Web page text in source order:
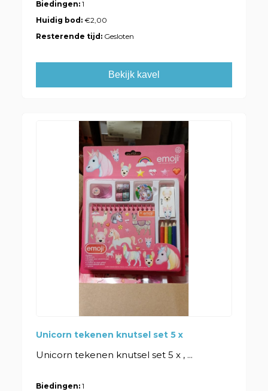
Biedingen: 1
Huidig bod:€2,00
Resterende tijd: Gesloten
Bekijk kavel
Unicorn tekenen knutsel set 5 x
Unicorn tekenen knutsel set 5 x , ...
Biedingen: 1